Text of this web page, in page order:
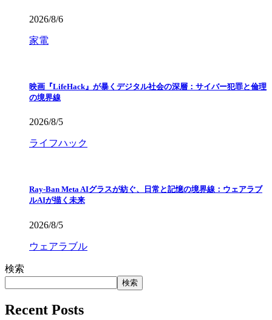
2026/8/6
家電
映画『LifeHack』が暴くデジタル社会の深層：サイバー犯罪と倫理
の境界線
2026/8/5
ライフハック
Ray-Ban Meta AIグラスが紡ぐ、日常と記憶の境界線：ウェアラブ
ルAIが描く未来
2026/8/5
ウェアラブル
検索
検索
Recent Posts